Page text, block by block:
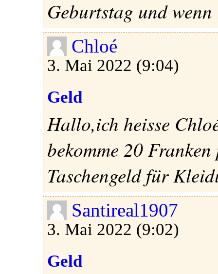
Geburtstag und
Chloé
3. Mai 2022 (9:04)
Geld
Hallo,ich heisse
bekomme 20
Taschengeld für
Santireal1907
3. Mai 2022 (9:02)
Geld